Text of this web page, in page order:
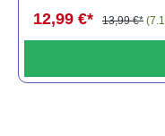
12,99 €* 13,99 €*